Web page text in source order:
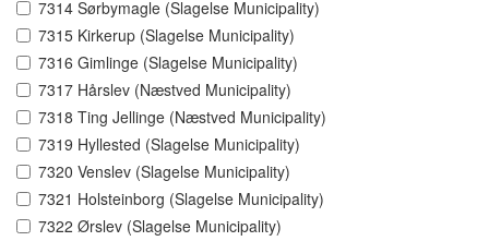
7314 Sørbymagle (Slagelse Municipality)
7315 Kirkerup (Slagelse Municipality)
7316 Gimlinge (Slagelse Municipality)
7317 Hårslev (Næstved Municipality)
7318 Ting Jellinge (Næstved Municipality)
7319 Hyllested (Slagelse Municipality)
7320 Venslev (Slagelse Municipality)
7321 Holsteinborg (Slagelse Municipality)
7322 Ørslev (Slagelse Municipality)